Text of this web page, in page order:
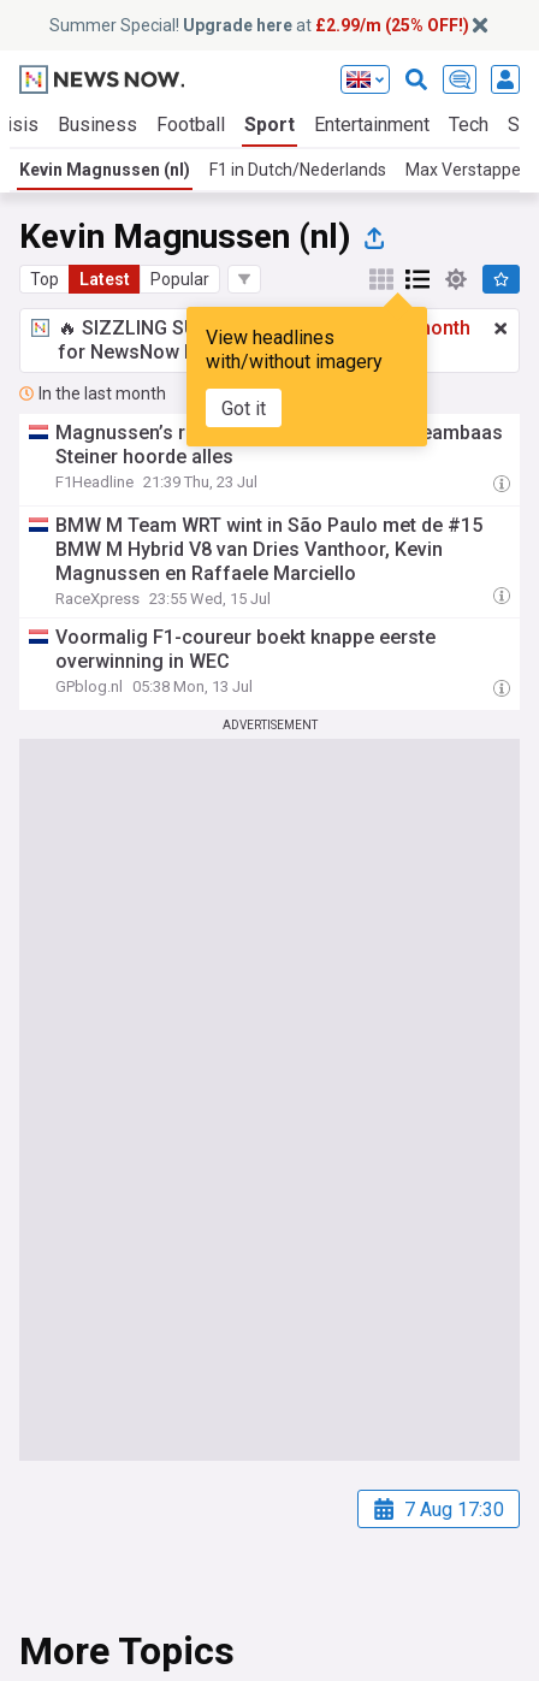
Summer Special! Upgrade hereat £2.99/m (25% OFF!)
Business Football Sport Entertainment Tech
Kevin Magnussen (nl) F1 in Dutch/Nederlands Max Verstappen
Kevin Magnussen (nl)
Top Latest Popular
View headlines
with/without imagery
Got it
🔥 SIZZLING SUMMER SPECIAL!
£2.99 a month
for NewsNow Essentials.Upgrade here
In the last month
Magnussen’s radio-uitbarsting in Miami: teambaas
Steiner hoorde alles
F1Headline 21:39 Thu, 23 Jul
BMW M Team WRT wint in São Paulo met de #15
BMW M Hybrid V8 van Dries Vanthoor, Kevin
Magnussen en Raffaele Marciello
RaceXpress 23:55 Wed, 15 Jul
Voormalig F1-coureur boekt knappe eerste
overwinning in WEC
GPblog.nl 05:38 Mon, 13 Jul
ADVERTISEMENT
7 Aug 17:30
More Topics